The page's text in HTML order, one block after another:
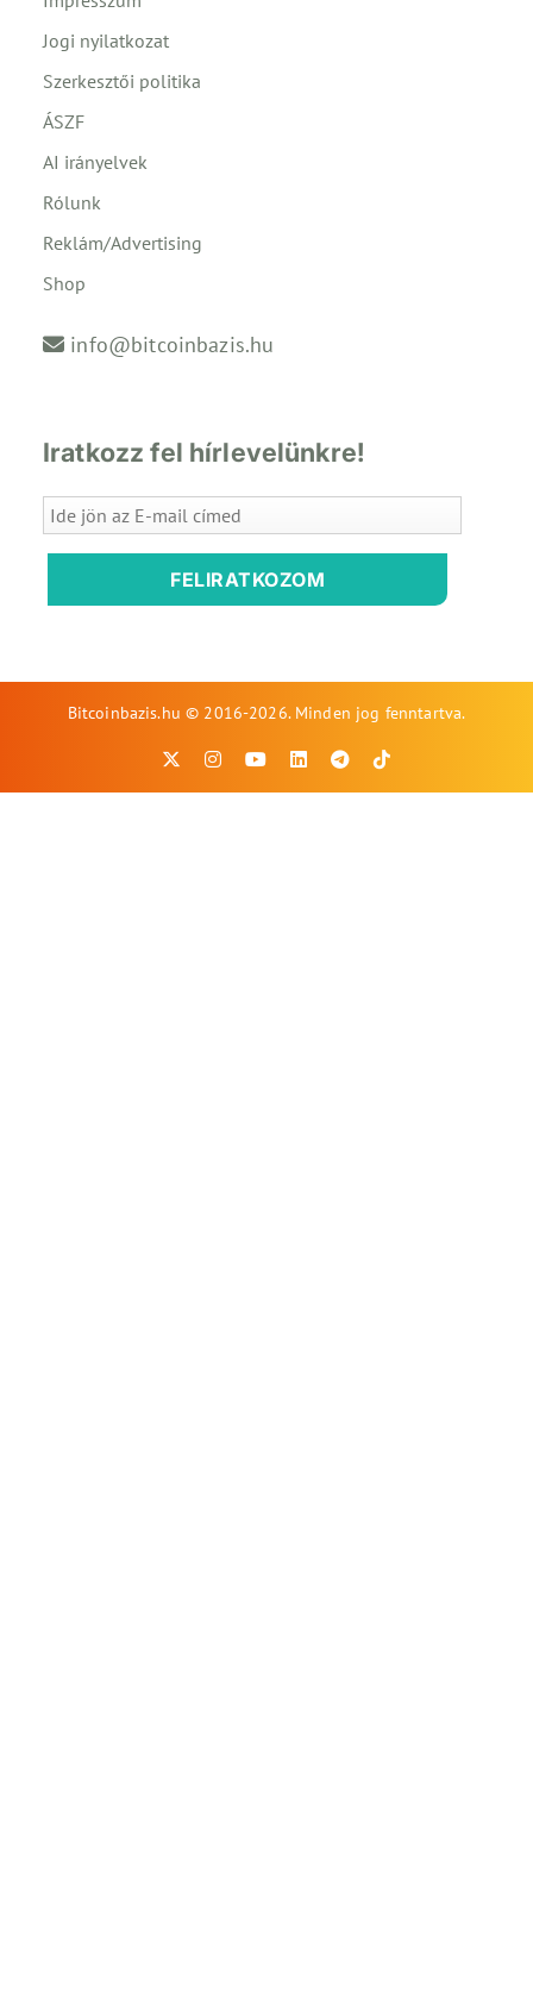
Jogi nyilatkozat
Szerkesztői politika
ÁSZF
AI irányelvek
Rólunk
Reklám/Advertising
Shop
info@bitcoinbazis.hu
Iratkozz fel hírlevelünkre!
FELIRATKOZOM
Bitcoinbazis.hu © 2016-2026. Minden jog fenntartva.